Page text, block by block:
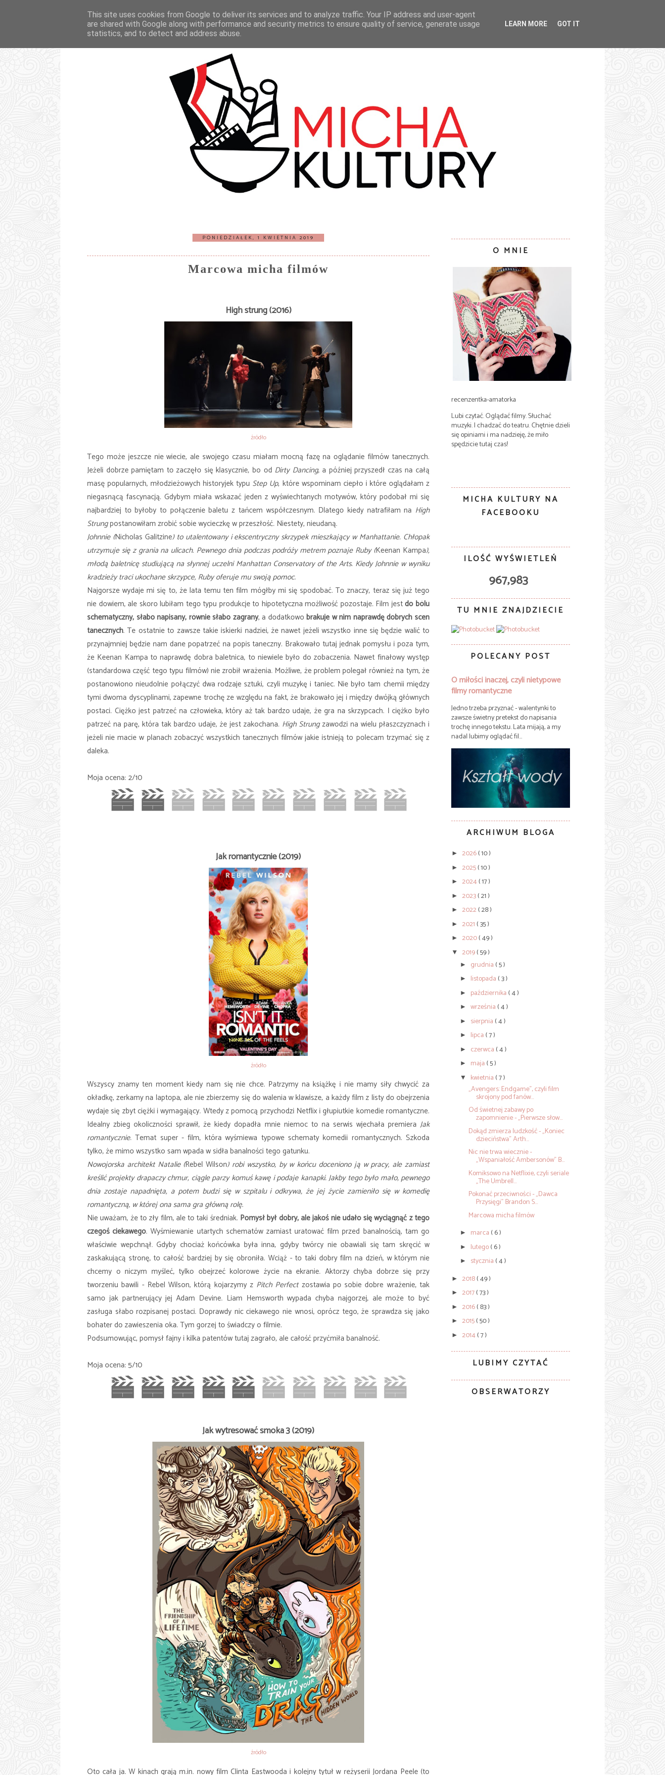
STRONA GŁÓWNA KSIĄŻKI FILMY TEATR SERIALE 100 BBC KONTAKT
PONIEDZIAŁEK, 1 KWIETNIA 2019
Marcowa micha filmów
High strung (2016)
źródło
Tego może jeszcze nie wiecie, ale swojego czasu miałam mocną fazę na oglądanie filmów tanecznych.
Jeżeli dobrze pamiętam to zaczęło się klasycznie, bo od Dirty Dancing, a później przyszedł czas na całą
masę popularnych, młodzieżowych historyjek typu Step Up, które wspominam ciepło i które oglądałam z
niegasnącą fascynacją. Gdybym miała wskazać jeden z wyświechtanych motywów, który podobał mi się
najbardziej to byłoby to połączenie baletu z tańcem współczesnym. Dlatego kiedy natrafiłam na High
Strungpostanowiłam zrobić sobie wycieczkę w przeszłość. Niestety, nieudaną.
Johnnie (Nicholas Galitzine) to utalentowany i ekscentryczny skrzypek mieszkający w Manhattanie. Chłopak
utrzymuje się z grania na ulicach. Pewnego dnia podczas podróży metrem poznaje Ruby (Keenan Kampa),
młodą baletnicę studiującą na słynnej uczelni Manhattan Conservatory of the Arts. Kiedy Johnnie w wyniku
kradzieży traci ukochane skrzypce, Ruby oferuje mu swoją pomoc.
Najgorsze wydaje mi się to, że lata temu ten film mógłby mi się spodobać. To znaczy, teraz się już tego
nie dowiem, ale skoro lubiłam tego typu produkcje to hipotetyczna możliwość pozostaje. Film jestdo bólu
schematyczny, słabo napisany, równie słabo zagrany, a dodatkowobrakuje w nim naprawdę dobrych scen
tanecznych. Te ostatnie to zawsze takie iskierki nadziei, że nawet jeżeli wszystko inne się będzie walić to
przynajmniej będzie nam dane popatrzeć na popis taneczny. Brakowało tutaj jednak pomysłu i poza tym,
że Keenan Kampa to naprawdę dobra baletnica, to niewiele było do zobaczenia. Nawet finałowy występ
(standardowa część tego typu filmów) nie zrobił wrażenia. Możliwe, że problem polegał również na tym, że
postanowiono nieudolnie połączyć dwa rodzaje sztuki, czyli muzykę i taniec. Nie było tam chemii między
tymi dwoma dyscyplinami, zapewne trochę ze względu na fakt, że brakowało jej i między dwójką głównych
postaci. Ciężko jest patrzeć na człowieka, który aż tak bardzo udaje, że gra na skrzypcach. I ciężko było
patrzeć na parę, która tak bardzo udaje, że jest zakochana. High Strungzawodzi na wielu płaszczyznach i
jeżeli nie macie w planach zobaczyć wszystkich tanecznych filmów jakie istnieją to polecam trzymać się z
daleka.
Moja ocena: 2/10
Jak romantycznie (2019)
źródło
Wszyscy znamy ten moment kiedy nam się nie chce. Patrzymy na książkę i nie mamy siły chwycić za
okładkę, zerkamy na laptopa, ale nie zbierzemy się do walenia w klawisze, a każdy film z listy do obejrzenia
wydaje się zbyt ciężki i wymagający. Wtedy z pomocą przychodzi Netflix i głupiutkie komedie romantyczne.
Idealny zbieg okoliczności sprawił, że kiedy dopadła mnie niemoc to na serwis wjechała premiera Jak
romantycznie. Temat super - film, która wyśmiewa typowe schematy komedii romantycznych. Szkoda
tylko, że mimo wszystko sam wpada w sidła banalności tego gatunku.
Nowojorska architekt Natalie (Rebel Wilson) robi wszystko, by w końcu doceniono ją w pracy, ale zamiast
kreślić projekty drapaczy chmur, ciągle parzy komuś kawę i podaje kanapki. Jakby tego było mało, pewnego
dnia zostaje napadnięta, a potem budzi się w szpitalu i odkrywa, że jej życie zamieniło się w komedię
romantyczną, w której ona sama gra główną rolę.
Nie uważam, że to zły film, ale to taki średniak. Pomysł był dobry, ale jakoś nie udało się wyciągnąć z tego
czegoś ciekawego. Wyśmiewanie utartych schematów zamiast uratować film przed banalnością, tam go
właściwie wepchnął. Gdyby chociaż końcówka była inna, gdyby twórcy nie obawiali się tam skręcić w
zaskakującą stronę, to całość bardziej by się obroniła. Wciąż - to taki dobry film na dzień, w którym nie
chcemy o niczym myśleć, tylko obejrzeć kolorowe życie na ekranie. Aktorzy chyba dobrze się przy
tworzeniu bawili - Rebel Wilson, którą kojarzymy z Pitch Perfectzostawia po sobie dobre wrażenie, tak
samo jak partnerujący jej Adam Devine. Liam Hemsworth wypada chyba najgorzej, ale może to być
zasługa słabo rozpisanej postaci. Doprawdy nic ciekawego nie wnosi, oprócz tego, że sprawdza się jako
bohater do zawieszenia oka. Tym gorzej to świadczy o filmie.
Podsumowując, pomysł fajny i kilka patentów tutaj zagrało, ale całość przyćmiła banalność.
Moja ocena: 5/10
Jak wytresować smoka 3 (2019)
źródło
Oto cała ja. W kinach grają m.in. nowy film Clinta Eastwooda i kolejny tytuł w reżyserii Jordana Peele (to
O MNIE
recenzentka-amatorka
Lubi czytać. Oglądać filmy. Słuchać
muzyki. I chadzać do teatru. Chętnie dzieli
się opiniami i ma nadzieję, że miło
spędzicie tutaj czas!
MICHA KULTURY NA
FACEBOOKU
ILOŚĆ WYŚWIETLEŃ
967,983
TU MNIE ZNAJDZIECIE
POLECANY POST
O miłości inaczej, czyli nietypowe
filmy romantyczne
Jedno trzeba przyznać - walentynki to
zawsze świetny pretekst do napisania
trochę innego tekstu. Lata mijają, a my
nadal lubimy oglądać fil...
ARCHIWUM BLOGA
► 2026( 10 )
► 2025( 10 )
► 2024( 17 )
► 2023( 21 )
► 2022( 28 )
► 2021 ( 35 )
► 2020( 49 )
▼ 2019( 59 )
► grudnia ( 5 )
► listopada ( 3 )
► października ( 4 )
► września ( 4 )
► sierpnia ( 4 )
► lipca ( 7 )
► czerwca ( 4 )
► maja ( 5 )
▼ kwietnia ( 7 )
„Avengers: Endgame”, czyli film
skrojony pod fanów...
Od świetnej zabawy po
zapomnienie - „Pierwsze słow...
Dokąd zmierza ludzkość - „Koniec
dzieciństwa” Arth...
Nic nie trwa wiecznie -
„Wspaniałość Ambersonów” B...
Komiksowo na Netflixie, czyli seriale
„The Umbrell...
Pokonać przeciwności - „Dawca
Przysięgi” Brandon S...
Marcowa micha filmów
► marca ( 6 )
► lutego( 6 )
► stycznia ( 4 )
► 2018( 49 )
► 2017( 73 )
► 2016( 83 )
► 2015( 50 )
► 2014( 7 )
LUBIMY CZYTAĆ
OBSERWATORZY
This site uses cookies from Google to deliver its services and to analyze traffic. Your IP address and user-agent
are shared with Google along with performance and security metrics to ensure quality of service, generate usage
statistics, and to detect and address abuse.
LEARN MORE GOT IT